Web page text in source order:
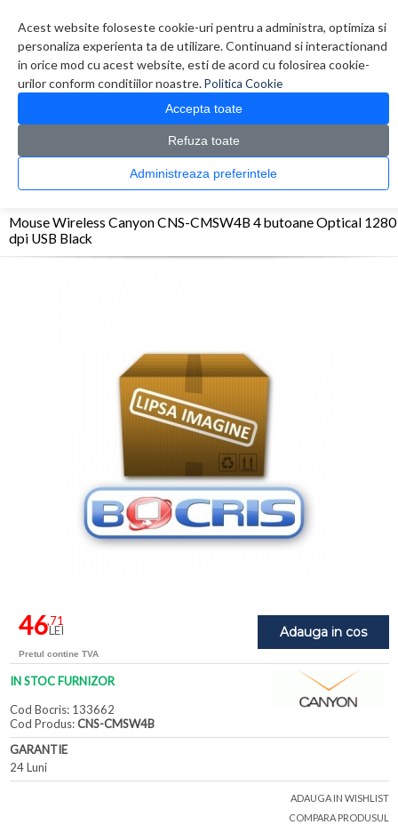
Acest website foloseste cookie-uri pentru a administra, optimiza si
personaliza experienta ta de utilizare. Continuand si interactionand
in orice mod cu acest website, esti de acord cu folosirea cookie-
urilor conform conditiilor noastre.Politica Cookie
Accepta toate
Refuza toate
Administreaza preferintele
0 produs(e)
CATALOG PRODUSE
> Mouse > Mouse Wireless Canyon CNS-CMSW4B 4
Mouse Wireless Canyon CNS-CMSW4B 4 butoane Optical 1280
dpi USB Black
Adauga in cos
46,71
LEI
Pretul contine TVA
IN STOC FURNIZOR
Cod Bocris: 133662
Cod Produs:CNS-CMSW4B
GARANTIE
24 Luni
ADAUGA IN WISHLIST
COMPARA PRODUSUL